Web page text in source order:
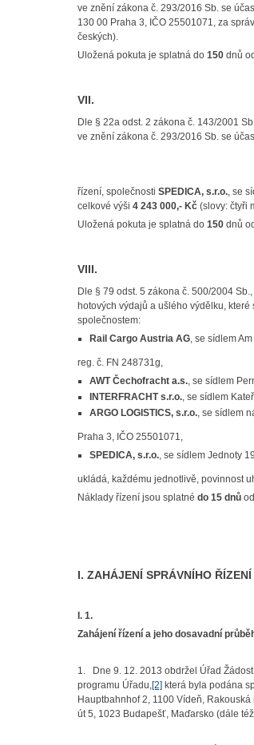
ve znění zákona č. 293/2016 Sb. se
130 00 Praha 3, IČO 25501071, za
českých).
Uložená pokuta je splatná do 150 dnů
VII.
Dle § 22a odst. 2 zákona č. 143/2001
ve znění zákona č. 293/2016 Sb. se
řízení, společnosti SPEDICA, s.r.o., se
celkové výši 4 243 000,- Kč (slovy: čtyři
Uložená pokuta je splatná do 150 dnů
VIII.
Dle § 79 odst. 5 zákona č. 500/2004
hotových výdajů a ušlého výdělku,
společnostem:
Rail Cargo Austria AG, se sídlem
reg. č. FN 248731g,
AWT Čechofracht a.s., se sídlem
INTERFRACHT s.r.o., se sídlem
ARGO LOGISTICS, s.r.o., se sídlem
Praha 3, IČO 25501071,
SPEDICA, s.r.o., se sídlem Jednoty
ukládá, každému jednotlivě, povinnost
Náklady řízení jsou splatné do 15 dnů
I. ZAHÁJENÍ SPRÁVNÍHO
I. 1.
Zahájení řízení a jeho dosavadní
1. Dne 9. 12. 2013 obdržel Úřad
programu Úřadu,[2] která byla podána
Hauptbahnhof 2, 1100 Vídeň,
út 5, 1023 Budapešť, Maďarsko (dále též